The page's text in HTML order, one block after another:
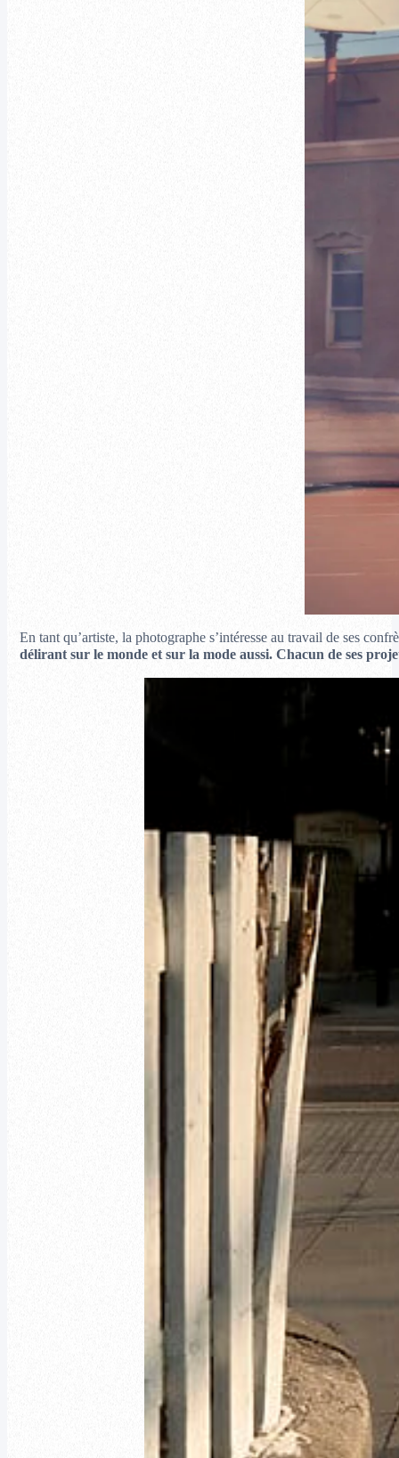
En tant qu’artiste, la photographe s’intéresse au travail de ses
délirant sur le monde et sur la mode aussi. Chacun de ses